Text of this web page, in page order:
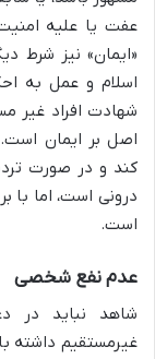
عفت یا علیه
«ایمان» نیز شرط
اسلام و عمل به
شهادت افراد غیر
اصل بر ایمان
کند و در صورت
درونی است، اما با
است.
عدم نفع شخصی
شاهد نباید در
غیرمستقیم داشته